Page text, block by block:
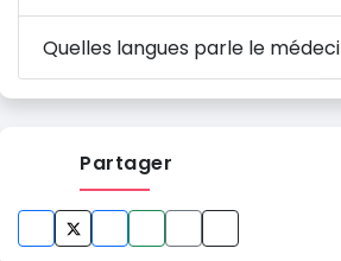
Quelles langues parle le
Partager